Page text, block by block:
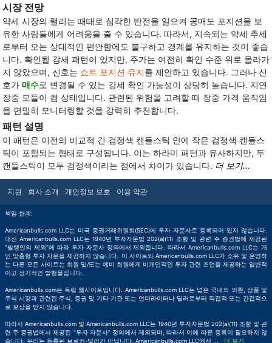
시장 전망
약세 시장의 랠리는 때때로 심각한 반전을 일으켜 공매도 포지션을 보
유한 사람들에게 어려움을 줄 수 있습니다. 따라서, 지속되는 약세 추세
로부터 오는 상대적인 편안함에도 불구하고 경계를 유지하는 것이 좋습
니다. 확인될 강세 패턴이 있지만, 주가는 여전히 확인 수준 위로 올라가
지 않았으며, 신호는 쇼트 포지션 유지를 제안하고 있습니다. 그러나 신
호가 매수로 변경될 수 있는 강세 확인 가능성이 상당히 높습니다. 지연
장중 모듈이 켬 상태입니다. 관련된 위험을 고려할 때 장중 가격 움직임
을 면밀히 모니터링할 것을 강력히 추천합니다.
패턴 설명
이 패턴은 이전의 비교적 긴 검정색 캔들스틱 안에 작은 검정색 캔들스
틱이 포함되는 형태로 구성됩니다. 이는 하라미 패턴과 유사하지만, 두
캔들스틱이 모두 검정색이라는 점에서 차이가 있습니다. 더 보기...
지원 회사 소개 개인정보 보호 이용 약관
책임 한계:
Americanbulls.com LLC는 미국 증권거래위원회(SEC)에 투자 자문사로 등록되어 있지 않습니다.
대신 Americanbulls.com LLC는 1940년 투자자문법 202(a)(11) 조항 및 관련 주 증권법에 제공된
"발행인의 제외"에 따라 투자 자문사 정의에서 제외됩니다. 따라서 Americanbulls.com LLC는 개
인 맞춤형 투자 자문을 제공하지 않습니다. 이 사이트와 Americanbulls.com LLC가 소유 및 운영하
는 다른 모든 사이트는 회원 및/또는 예비 회원에게 비개인적인 투자 관련 조언을 제공하는 일반적
이고 정기적인 발행물입니다.
Americanbulls.com은 독립 웹사이트입니다. Americanbulls.com LLC는 넓은 국내외 외환, 상품 및
주식 시장과 관련된 주식, 증권 및 기타 기관 또는 언더라이터나 딜러로부터 직접적 또는 간접적으
로 보상을 받지 않습니다.
따라서 Americanbulls.com 및 Americanbulls.com LLC는 1940년 투자자문법 202(a)(11) 조항 및 관
련 주 증권법에서 제공된 "투자 자문사" 정의에서 제외되며, 따라서 이에 따른 등록이 필요하지 않
습니다. 우리는 등록된 브로커-딜러가 아닙니다. Americanbulls.com LLC에서
더 보기